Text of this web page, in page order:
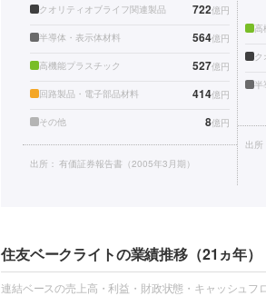
クオリティオブライフ関連製品 722億円
半導体・表示体材料 564億円
高機能プラスチック 527億円
回路製品・電子部品材料 414億円
その他 8億円
出所： 有価証券報告書（2005年3月期）
高
ク
半
出所
住友ベークライトの業績推移（21ヵ年
連結ベースの売上高・利益・財政状態・キャッシュフ